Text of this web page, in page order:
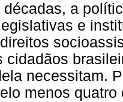
décadas, a
e
cidadãos
necessitam.
menos